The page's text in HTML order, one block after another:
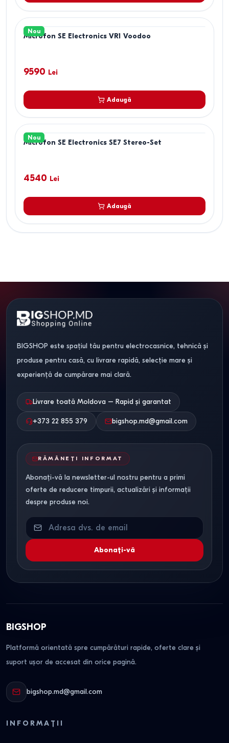
Nou
Microfon SE Electronics VR1 Voodoo
9590 Lei
Adaugă
Nou
Microfon SE Electronics SE7 Stereo-Set
4540 Lei
Adaugă
BIGSHOP este spațiul tău pentru electrocasnice, tehnică și
produse pentru casă, cu livrare rapidă, selecție mare și
experiență de cumpărare mai clară.
Livrare toată Moldova – Rapid și garantat
+373 22 855 379 bigshop.md@gmail.com
RĂMÂNEȚI INFORMAT
Abonați-vă la newsletter-ul nostru pentru a primi
oferte de reducere timpurii, actualizări și informații
despre produse noi.
Abonați-vă
BIGSHOP
Platformă orientată spre cumpărături rapide, oferte clare și
suport ușor de accesat din orice pagină.
bigshop.md@gmail.com
INFORMAȚII